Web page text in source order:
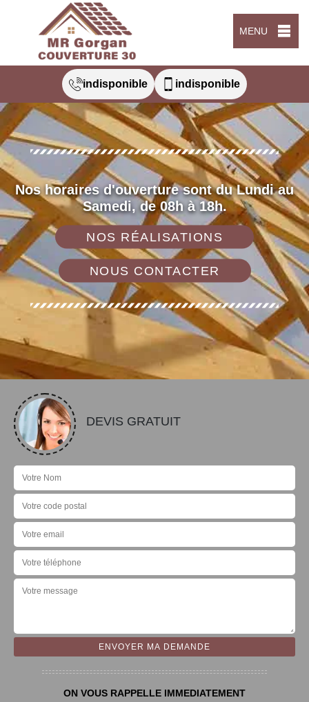
MENU
indisponible indisponible
Nos horaires d'ouverture sont du Lundi au
Samedi, de 08h à 18h.
NOS RÉALISATIONS
NOUS CONTACTER
DEVIS GRATUIT
ON VOUS RAPPELLE IMMEDIATEMENT